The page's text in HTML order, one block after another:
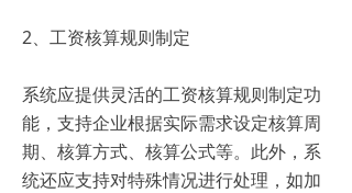
2、工资核算规则制定
系统应提供灵活的工资核算规则制定功
能，支持企业根据实际需求设定核算周
期、核算方式、核算公式等。此外，系
统还应支持对特殊情况进行处理，如加